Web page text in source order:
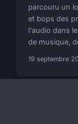
parcouru un
et bops des
l'audio dans
de musique,
19 septembre